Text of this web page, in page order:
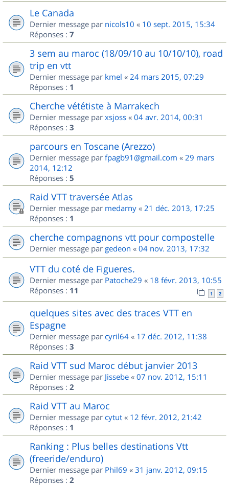
Le Canada
Dernier message par nicols10 « 10 sept. 2015, 15:34
Réponses : 7
3 sem au maroc (18/09/10 au 10/10/10), road
trip en vtt
Dernier message par kmel « 24 mars 2015, 07:29
Réponses : 1
Cherche vététiste à Marrakech
Dernier message par xsjoss « 04 avr. 2014, 00:31
Réponses : 3
parcours en Toscane (Arezzo)
Dernier message par fpagb91@gmail.com « 29 mars
2014, 12:12
Réponses : 5
Raid VTT traversée Atlas
Dernier message par medarny « 21 déc. 2013, 17:25
Réponses : 1
cherche compagnons vtt pour compostelle
Dernier message par gedeon « 04 nov. 2013, 17:32
VTT du coté de Figueres.
Dernier message par Patoche29 « 18 févr. 2013, 10:55
Réponses : 11 1 2
quelques sites avec des traces VTT en
Espagne
Dernier message par cyril64 « 17 déc. 2012, 11:38
Réponses : 3
Raid VTT sud Maroc début janvier 2013
Dernier message par Jissebe « 07 nov. 2012, 15:11
Réponses : 2
Raid VTT au Maroc
Dernier message par cytut « 12 févr. 2012, 21:42
Réponses : 1
Ranking : Plus belles destinations Vtt
(freeride/enduro)
Dernier message par Phil69 « 31 janv. 2012, 09:15
Réponses : 2